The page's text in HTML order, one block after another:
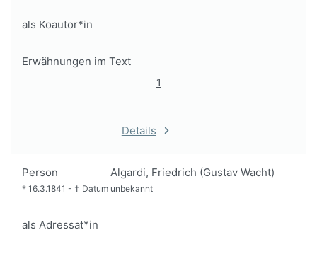
als Koautor*in
Erwähnungen im Text
1
Details
Person Algardi, Friedrich (Gustav Wacht)
* 16.3.1841 - † Datum unbekannt
als Adressat*in